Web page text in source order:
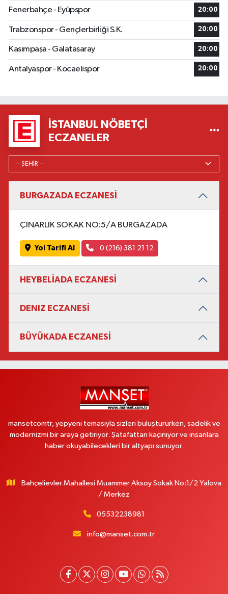
Fenerbahçe - Eyüpspor 20:00
Trabzonspor - Gençlerbirliği S.K. 20:00
Kasımpaşa - Galatasaray 20:00
Antalyaspor - Kocaelispor 20:00
İSTANBUL NÖBETÇI
ECZANELER
BURGAZADA ECZANESİ
ÇINARLIK SOKAK NO:5/A BURGAZADA
Yol Tarifi Al 0 (216) 381 21 12
HEYBELİADA ECZANESİ
DENIZ ECZANESİ
BÜYÜKADA ECZANESİ
mansetcomtr, yepyeni temasıyla sizleri buluştururken, sadelik ve
modernizmi bir araya getiriyor. Şatafattan kaçınıyor ve insanlara
haber okuyabilecekleri bir altyapı sunuyor.
Bahçelievler.Mahallesi Muammer Aksoy Sokak No:1/2 Yalova
/ Merkez
05532238981
info@manset.com.tr